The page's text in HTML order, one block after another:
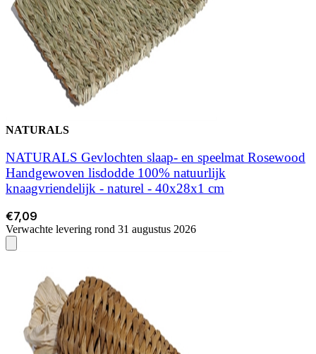
NATURALS
NATURALS Gevlochten slaap- en speelmat Rosewood
Handgewoven lisdodde 100% natuurlijk
knaagvriendelijk - naturel - 40x28x1 cm
€7,09
Verwachte levering rond 31 augustus 2026